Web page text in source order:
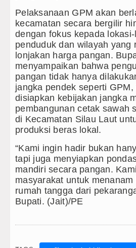
Pelaksanaan GPM akan
kecamatan secara bergilir
dengan fokus kepada
penduduk dan wilayah yang
lonjakan harga pangan.
menyampaikan bahwa
pangan tidak hanya
jangka pendek seperti
disiapkan kebijakan jangka
pembangunan cetak sawah
di Kecamatan Silau Laut
produksi beras lokal.
“Kami ingin hadir bukan
tapi juga menyiapkan
mandiri secara pangan.
masyarakat untuk
rumah tangga dari
Bupati. (Jait)/PE